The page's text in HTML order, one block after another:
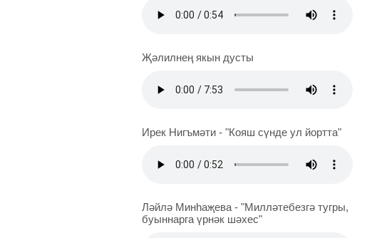
Җәлилнең якын дусты
Ирек Нигъмәти - "Кояш сүнде ул йортта"
Ләйлә Минһаҗева - "Милләтебезгә тугры,
буыннарга үрнәк шәхес"